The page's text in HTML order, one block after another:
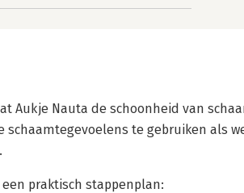
Aukje Nauta de schoonheid van
schaamtegevoelens te gebruiken als
praktisch stappenplan: